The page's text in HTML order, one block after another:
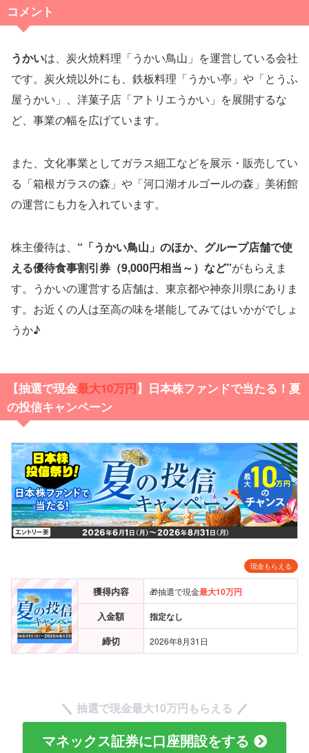
コメント
うかいは、炭火焼料理「うかい鳥山」を運営している会社
です。炭火焼以外にも、鉄板料理「うかい亭」や「とうふ
屋うかい」、洋菓子店「アトリエうかい」を展開するな
ど、事業の幅を広げています。
また、文化事業としてガラス細工などを展示・販売してい
る「箱根ガラスの森」や「河口湖オルゴールの森」美術館
の運営にも力を入れています。
株主優待は、 “「うかい鳥山」のほか、グループ店舗で使
える優待食事割引券（9,000円相当～）など”がもらえま
す。うかいの運営する店舗は、東京都や神奈川県にありま
す。お近くの人は至高の味を堪能してみてはいかがでしょ
うか♪
【抽選で現金最大10万円】日本株ファンドで当たる！夏
の投信キャンペーン
現金もらえる
獲得内容 🎁抽選で現金最大10万円
入金額 指定なし
締切 2026年8月31日
抽選で現金最大10万円もらえる
マネックス証券に口座開設をする